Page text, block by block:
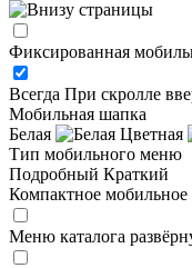
Фиксированная
Всегда При скролле
Мобильная шапка
Белая
Цветная
Тип мобильного меню
Подробный Краткий
Компактное
Меню каталога